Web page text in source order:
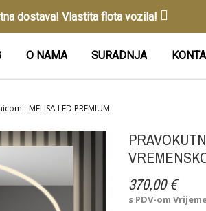
dostava! Vlastita flota vozila!
O NAMA SURADNJA
- MELISA LED PREMIUM
370,00 €
s PDV-om